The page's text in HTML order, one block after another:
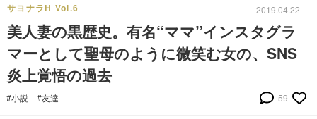
サヨナラH Vol.6 2019.04.22
美人妻の黒歴史。有名“ママ”インスタグラ
マーとして聖母のように微笑む女の、SNS
炎上覚悟の過去
#小説 #友達 59